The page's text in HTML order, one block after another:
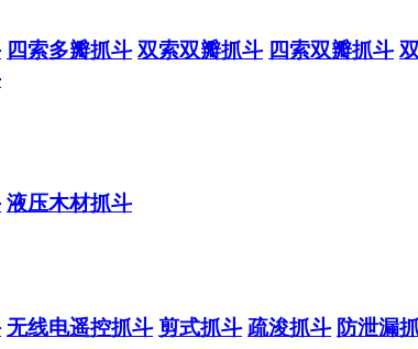
四索多瓣抓斗 双索双瓣抓斗 四索双瓣抓斗
液压木材抓斗
无线电遥控抓斗 剪式抓斗 疏浚抓斗 防泄漏